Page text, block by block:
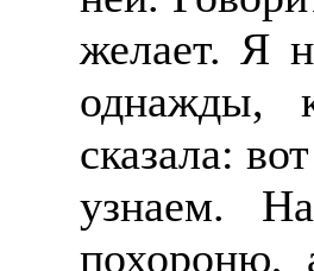
желает. Я
однажды,
сказала:
узнаем.
похороню,